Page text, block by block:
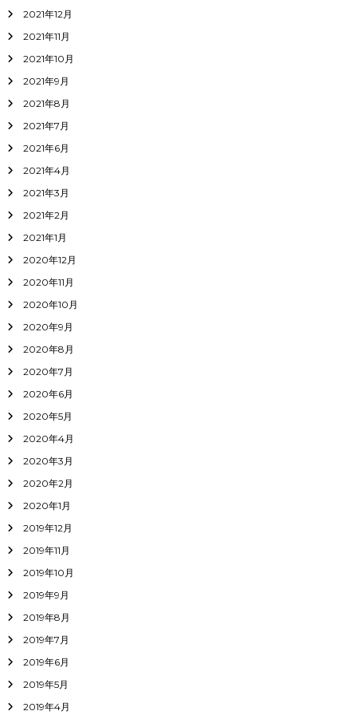
2021年12月
2021年11月
2021年10月
2021年9月
2021年8月
2021年7月
2021年6月
2021年4月
2021年3月
2021年2月
2021年1月
2020年12月
2020年11月
2020年10月
2020年9月
2020年8月
2020年7月
2020年6月
2020年5月
2020年4月
2020年3月
2020年2月
2020年1月
2019年12月
2019年11月
2019年10月
2019年9月
2019年8月
2019年7月
2019年6月
2019年5月
2019年4月